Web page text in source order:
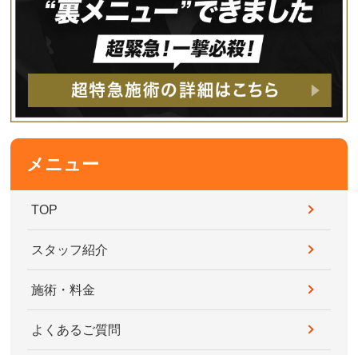
メニュー
TOP
スタッフ紹介
施術・料金
よくあるご質問